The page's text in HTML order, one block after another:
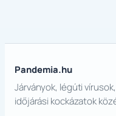
Pandemia.hu
Járványok, légúti
időjárási kockázatok